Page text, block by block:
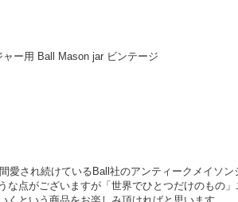
ー用 Ball Mason jar ビンテージ
愛され続けているBall社のアンティークメイソン
点がございますが「世界でひとつだけのもの」